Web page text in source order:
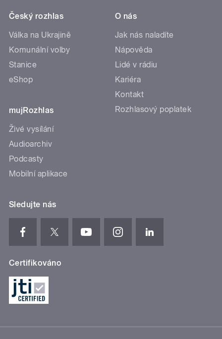
Český rozhlas
Válka na Ukrajině
Komunální volby
Stanice
eShop
mujRozhlas
Živé vysílání
Audioarchiv
Podcasty
Mobilní aplikace
O nás
Jak nás naladíte
Nápověda
Lidé v rádiu
Kariéra
Kontakt
Rozhlasový poplatek
Sledujte nás
Certifikováno